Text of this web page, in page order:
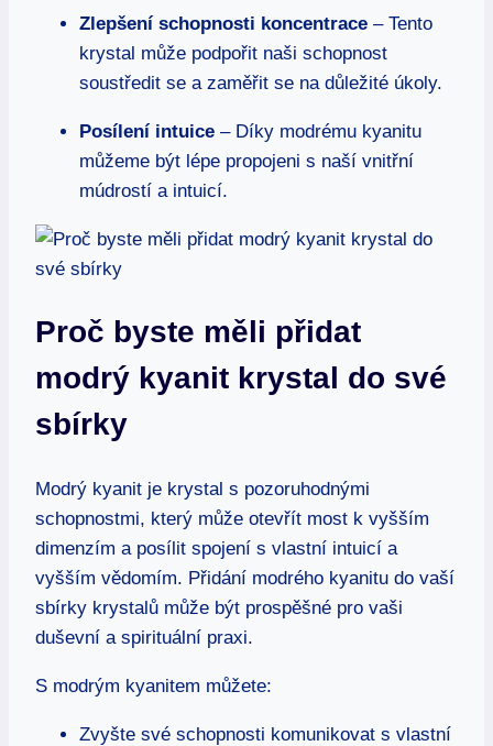
Zlepšení schopnosti koncentrace – Tento
krystal může podpořit naši schopnost
soustředit se a zaměřit se na důležité úkoly.
Posílení intuice – Díky modrému kyanitu
můžeme být lépe propojeni s naší vnitřní
múdrostí a intuicí.
Proč byste měli přidat
modrý kyanit krystal do své
sbírky
Modrý kyanit je krystal s pozoruhodnými
schopnostmi, který může otevřít most k vyšším
dimenzím a posílit spojení s vlastní intuicí a
vyšším vědomím. Přidání modrého kyanitu do vaší
sbírky krystalů může být prospěšné pro vaši
duševní a spirituální praxi.
S modrým kyanitem můžete:
Zvyšte své schopnosti komunikovat s vlastní